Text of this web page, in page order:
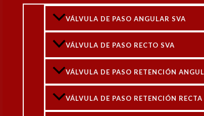
VÁLVULA DE PASO ANGULAR SVA
VÁLVULA DE PASO RECTO SVA
VÁLVULA DE PASO RETENCIÓN
VÁLVULA DE PASO RETENCIÓN RECTA
VÁLVULA PASO ANGULAR SVA
DN-15 (1/2 In) 148B5220
Rated 5.00
$
76.923